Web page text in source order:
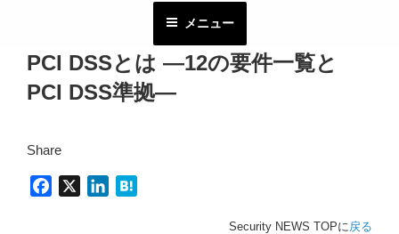
メニュー
PCI DSSとは ―12の要件一覧と
PCI DSS準拠―
Share
Security NEWS TOPに戻る